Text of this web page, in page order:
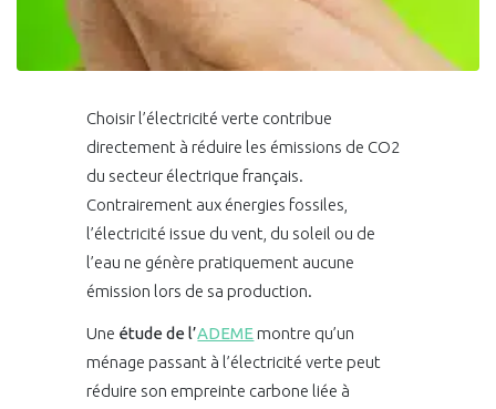
Choisir l’électricité verte contribue
directement à réduire les émissions de CO2
du secteur électrique français.
Contrairement aux énergies fossiles,
l’électricité issue du vent, du soleil ou de
l’eau ne génère pratiquement aucune
émission lors de sa production.
Une étude de l’ADEME montre qu’un
ménage passant à l’électricité verte peut
réduire son empreinte carbone liée à